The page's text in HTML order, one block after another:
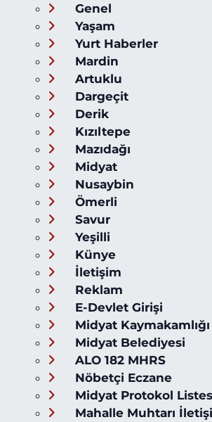
Genel
Yaşam
Yurt Haberler
Mardin
Artuklu
Dargeçit
Derik
Kızıltepe
Mazıdağı
Midyat
Nusaybin
Ömerli
Savur
Yeşilli
Künye
İletişim
Reklam
E-Devlet Girişi
Midyat Kaymakamlığı
Midyat Belediyesi
ALO 182 MHRS
Nöbetçi Eczane
Midyat Protokol
Mahalle Muhtarı